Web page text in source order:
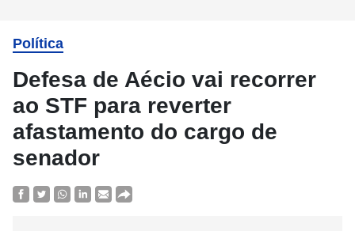
Política
Defesa de Aécio vai recorrer
ao STF para reverter
afastamento do cargo de
senador